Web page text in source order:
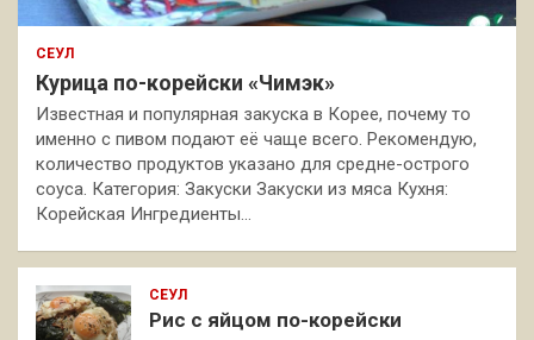
СЕУЛ
Курица по-корейски «Чимэк»
Известная и популярная закуска в Корее, почему то
именно с пивом подают её чаще всего. Рекомендую,
количество продуктов указано для средне-острого
соуса. Категория: Закуски Закуски из мяса Кухня:
Корейская Ингредиенты…
СЕУЛ
Рис с яйцом по-корейски